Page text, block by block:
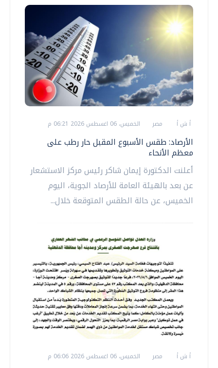
أ ش أ مصر الخميس، 06 اغسطس 2026 06:21 م
الأرصاد: طقس الأسبوع المقبل حار رطب على
معظم الأنحاء
أعلنت الدكتورة إيمان شاكر رئيس مركز الاستشعار
عن بعد بالهيئة العامة للأرصاد الجوية، اليوم
الخميس، عن حالة الطقس المتوقعة خلال...
أ ش أ مصر الخميس، 06 اغسطس 2026 06:06 م